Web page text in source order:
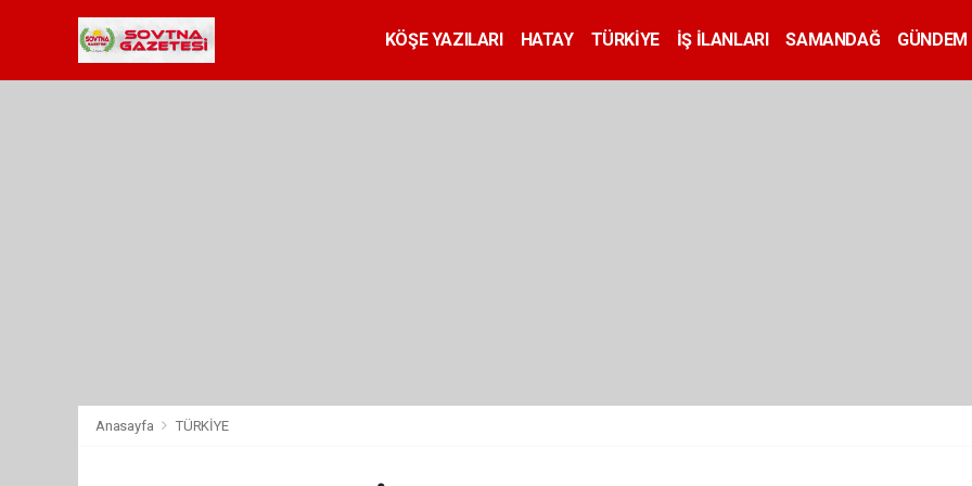
KÖŞE YAZILARI HATAY TÜRKİYE İŞ İLANLARI SAMANDAĞ GÜNDEM
Anasayfa TÜRKİYE